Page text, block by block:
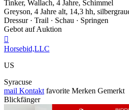
Tinker, Wallach, 4 Jahre, Schimmel
Greyson, 4 Jahre alt, 14,3 hh,
Dressur · Trail · Schau · Springen
Gebot auf Auktion

Horsebid,LLC
US
Syracuse
mail Kontakt favorite Merken Gemerkt
Blickfänger